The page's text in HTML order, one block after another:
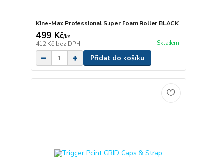
Kine-Max Professional Super Foam Roller BLACK
499 Kč/ks
412 Kč bez DPH Skladem
Přidat do košíku